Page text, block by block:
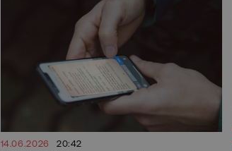
14.06.2026 20:42